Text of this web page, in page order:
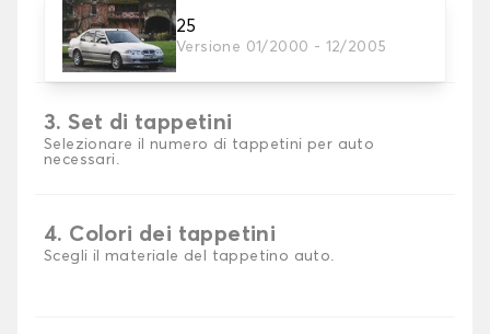
25
Versione 01/2000 - 12/2005
2. Materiale
Scegli il materiale del tappetini auto
3. Set di tappetini
Selezionare il numero di tappetini per auto
necessari.
4. Colori dei tappetini
Scegli il materiale del tappetino auto.